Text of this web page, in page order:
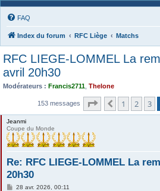
FAQ
Index du forum RFC Liège Matchs
RFC LIEGE-LOMMEL La
avril 20h30
Modérateurs : Francis2711 Thelone
153 messages Page sur8
Précédente
1 2 3
Jeanmi
Coupe du Monde
Re: RFC LIEGE-LOMMEL La
20h30
M28 avr. 2026, 00:11